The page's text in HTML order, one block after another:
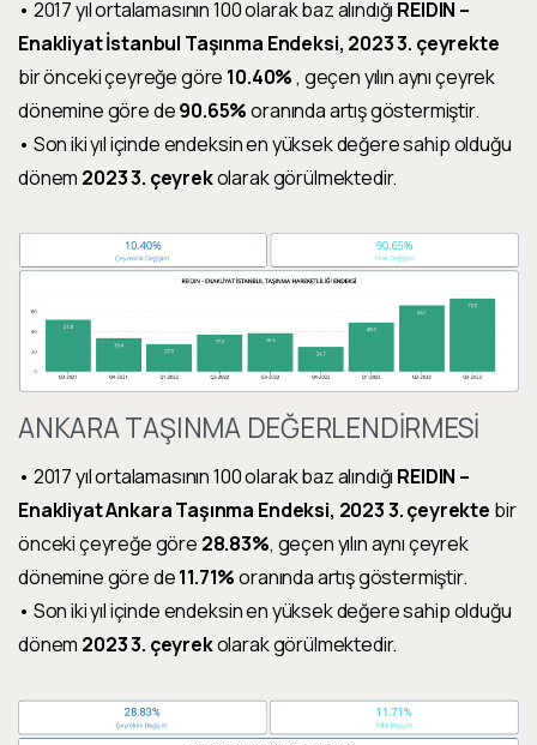
• 2017 yıl ortalamasının 100 olarak baz alındığı REIDIN –
Enakliyat İstanbul Taşınma Endeksi, 2023 3. çeyrekte
bir önceki çeyreğe göre 10.40%, geçen yılın aynı çeyrek
dönemine göre de90.65%oranında artış göstermiştir.
• Son iki yıl içinde endeksin en yüksek değere sahip olduğu
dönem 2023 3. çeyrekolarak görülmektedir.
ANKARA TAŞINMA DEĞERLENDİRMESİ
• 2017 yıl ortalamasının 100 olarak baz alındığı REIDIN –
Enakliyat Ankara Taşınma Endeksi, 2023 3. çeyrekte bir
önceki çeyreğe göre 28.83%, geçen yılın aynı çeyrek
dönemine göre de11.71%oranında artış göstermiştir.
• Son iki yıl içinde endeksin en yüksek değere sahip olduğu
dönem 2023 3. çeyrekolarak görülmektedir.